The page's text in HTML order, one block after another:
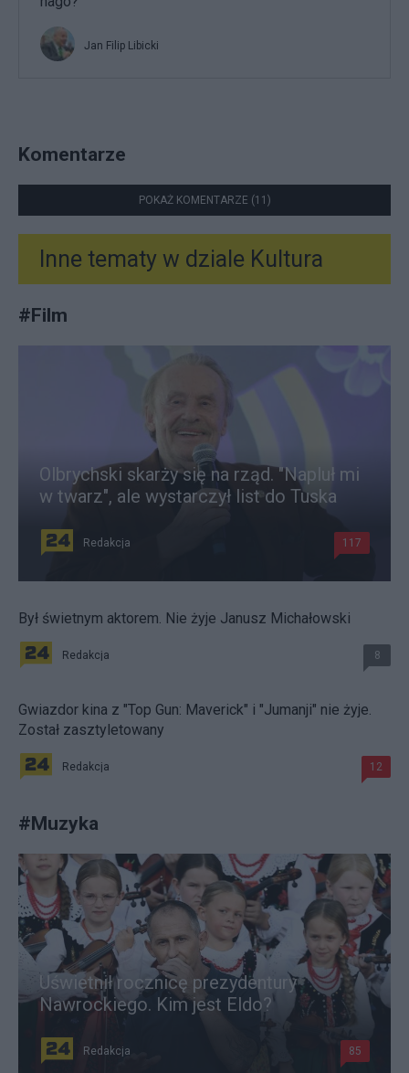
Jan Filip Libicki
Komentarze
POKAŻ KOMENTARZE (11)
Inne tematy w dziale Kultura
#Film
Olbrychski skarży się na rząd. "Napluł mi
w twarz", ale wystarczył list do Tuska
Redakcja 117
Był świetnym aktorem. Nie żyje Janusz Michałowski
Redakcja 8
Gwiazdor kina z "Top Gun: Maverick" i "Jumanji" nie żyje.
Został zasztyletowany
Redakcja 12
#Muzyka
Uświetnił rocznicę prezydentury
Nawrockiego. Kim jest Eldo?
Redakcja 85